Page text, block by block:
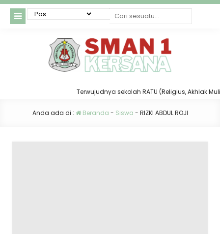
Terwujudnya sekolah RATU (Religius, Akhlak
Anda ada di : Beranda - Siswa - RIZKI ABDUL ROJI